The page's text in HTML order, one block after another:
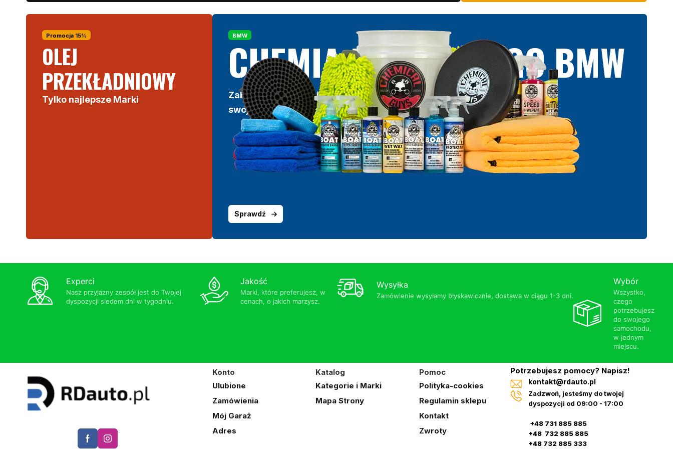
Promocja 15%
OLEJ
PRZEKŁADNIOWY
Tylko najlepsze Marki
BMW
CHEMIA DLA TWOJEGO BMW
Zabezpiecz karoserie
swojego auta
Sprawdź
Experci
Nasz przyjazny zespół jest do Twojej
dyspozycji siedem dni w tygodniu.
Jakość
Marki, które preferujesz, w
cenach, o jakich marzysz.
Wysyłka
Zamówienie wysyłamy błyskawicznie, dostawa w ciągu 1-3 dni.
Wybór
Wszystko,
czego
potrzebujesz
do swojego
samochodu,
w jednym
miejscu.
Konto
Ulubione
Zamówienia
Mój Garaż
Adres
Katalog
Kategorie i Marki
Mapa Strony
Pomoc
Polityka-cookies
Regulamin sklepu
Kontakt
Zwroty
Potrzebujesz pomocy? Napisz!
kontakt@rdauto.pl
Zadzwoń, jesteśmy do twojej
dyspozycji od 09:00 - 17:00
+48 731 885 885
+48 732 885 885
+48 732 885 333